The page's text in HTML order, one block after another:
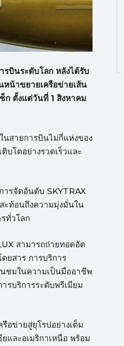
บินระดับโลก หลังได้รับ
หน้าขยายเครือข่ายเส้น
ก ตั้งแต่วันที่ 1 สิงหาคม
นสายการบินไม่กี่แห่งของ
บโตอย่างรวดเร็วและ
ารจัดอันดับ SKYTRAX
ะท้อนถึงความมุ่งมั่นใน
ทั่วโลก
สามารถถ่ายทอดอัต
ยสาร การบริการ
ชมในความเป็นมืออาชีพ
รบริการระดับพรีเมียม
อข่ายสู่ยุโรปอย่างเต็ม
และอเมริกาเหนือ พร้อม